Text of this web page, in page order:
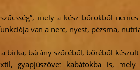
mely a kész bőrökből
van a nerc, nyest, pézsma,
birka, bárány szőréből, bőréből
gyapjúszövet kabátokba is,